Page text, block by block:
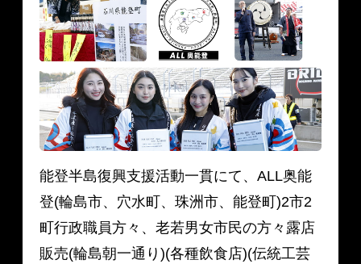
能登半島復興支援活動一貫にて、ALL奥能
登(輪島市、穴水町、珠洲市、能登町)2市2
町行政職員方々、老若男女市民の方々露店
販売(輪島朝一通り)(各種飲食店)(伝統工芸